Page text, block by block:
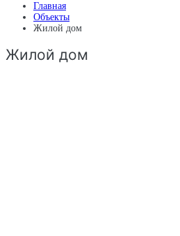
Главная
Объекты
Жилой дом
Жилой дом